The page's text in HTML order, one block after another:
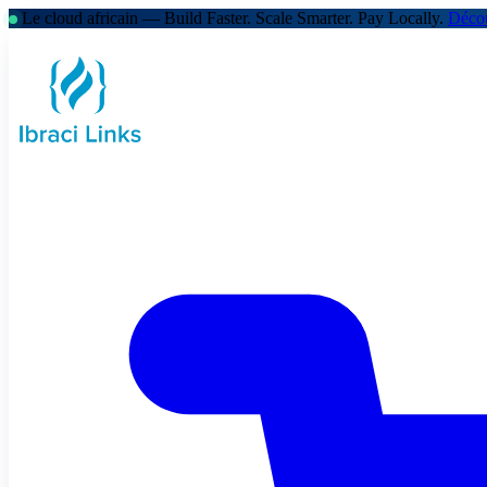
Le cloud africain — Build Faster. Scale Smarter. Pay Locally.